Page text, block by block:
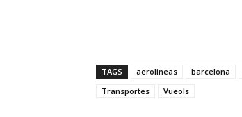
TAGS aerolineas barcelona
Transportes
Vueols